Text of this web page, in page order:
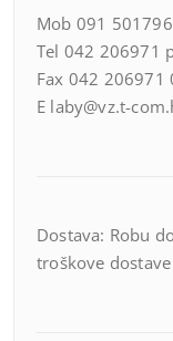
Mob 091
Tel 042 206971
Fax 042 206971
E laby@vz.t-
Dostava: Robu
troškove